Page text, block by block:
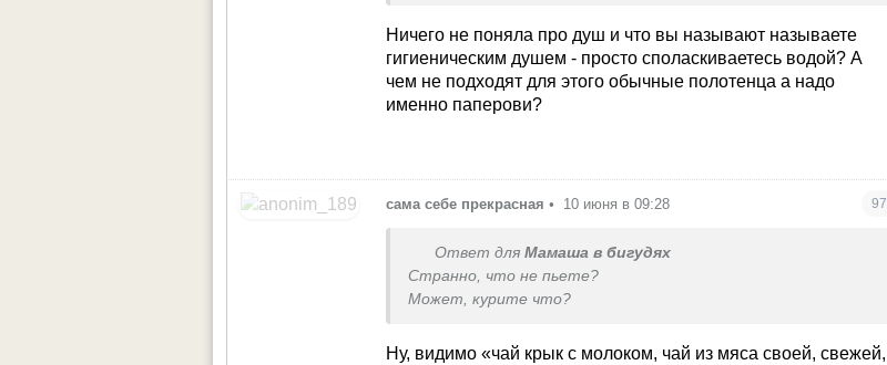
Перейшла повністю на гігієнічний душ, придбала паперові
рушники для цього.
якості, бо ті овочі та фрукти в дешевих магазинах
Ничего не поняла про душ и что вы называют называете
гигиеническим душем - просто споласкиваетесь водой? А
чем не подходят для этого обычные полотенца а надо
именно паперови?
сама себе прекрасная • 10 июня в 09:28 97
Ответ для Мамаша в бигудях
Странно, что не пьете?
Может, курите что?
Ну, видимо «чай крык с молоком, чай из мяса своей, свежей,